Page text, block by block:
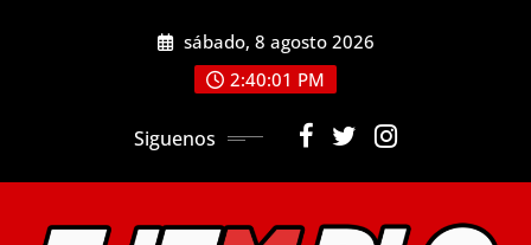
sábado, 8 agosto 2026
2:40:03 PM
Siguenos